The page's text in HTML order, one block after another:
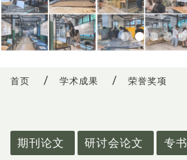
首页 学术成果 荣誉奖项
期刊论文
研讨会论文 专书